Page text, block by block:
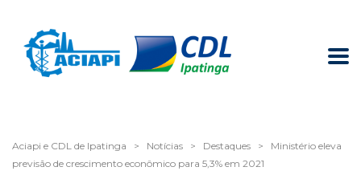
Aciapi e CDL de Ipatinga > Notícias > Destaques >
Ministério eleva
previsão de crescimento econômico para 5,3% em 2021